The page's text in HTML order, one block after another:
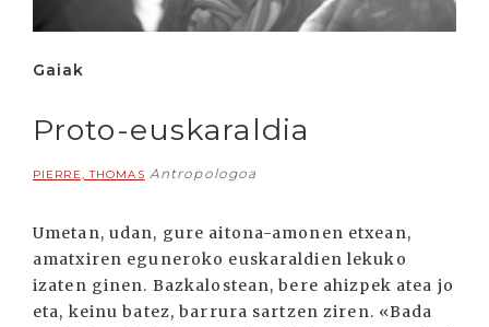
Gaiak
Proto-euskaraldia
PIERRE, THOMAS Antropologoa
Umetan, udan, gure aitona-amonen etxean,
amatxiren eguneroko euskaraldien lekuko
izaten ginen. Bazkalostean, bere ahizpek atea jo
eta, keinu batez, barrura sartzen ziren. «Bada